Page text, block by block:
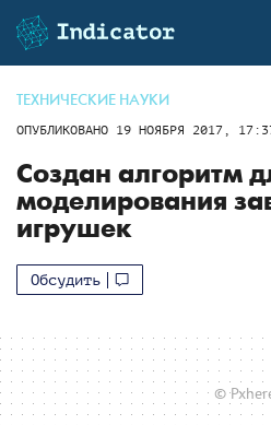
ТЕХНИЧЕСКИЕ НАУКИ
ОПУБЛИКОВАНО 19 НОЯБРЯ 2017,
Создан алгоритм
моделирования
игрушек
Обсудить
©